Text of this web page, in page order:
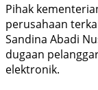
Pihak
perusahaan
Sandina Abadi
dugaan
elektronik.